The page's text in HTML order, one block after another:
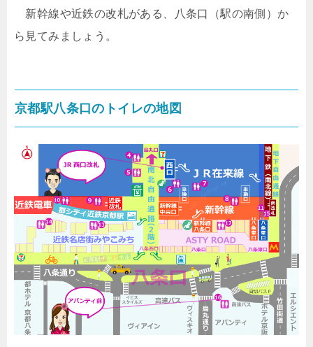
新幹線や近鉄の改札がある、八条口（駅の南側）か
ら見てみましょう。
京都駅八条口のトイレの地図